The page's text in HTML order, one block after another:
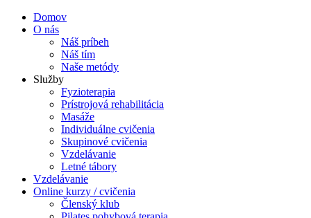
Domov
O nás
Náš príbeh
Náš tím
Naše metódy
Služby
Fyzioterapia
Prístrojová rehabilitácia
Masáže
Individuálne cvičenia
Skupinové cvičenia
Vzdelávanie
Letné tábory
Vzdelávanie
Online kurzy / cvičenia
Členský klub